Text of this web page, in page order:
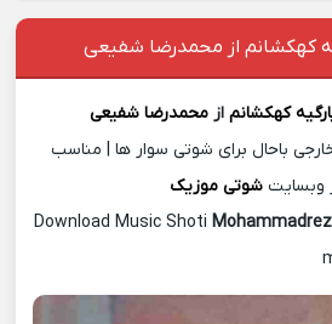
کهکشانم از محمدرضا شفیعی
کهکشانماز محمدرضا شفیعی
باحال برای شوتی سوار ها | مناسب
وبسایتشوتی موزیک
Download Music Shoti